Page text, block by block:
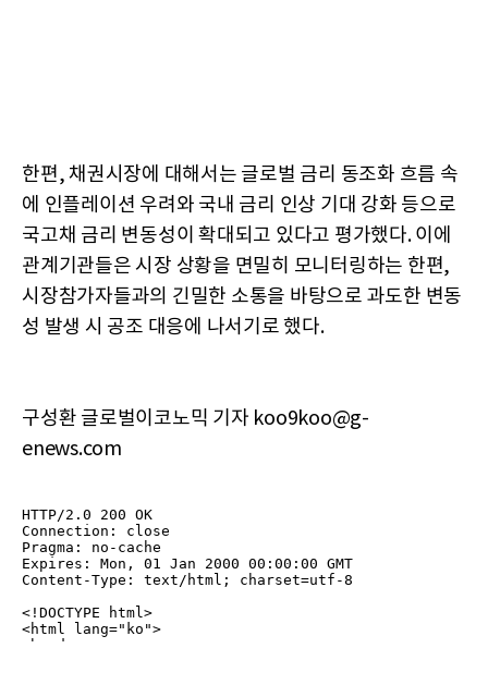
한편, 채권시장에 대해서는 글로벌 금리 동조화 흐름 속
에 인플레이션 우려와 국내 금리 인상 기대 강화 등으로
국고채 금리 변동성이 확대되고 있다고 평가했다. 이에
관계기관들은 시장 상황을 면밀히 모니터링하는 한편,
시장참가자들과의 긴밀한 소통을 바탕으로 과도한 변동
성 발생 시 공조 대응에 나서기로 했다.
구성환 글로벌이코노믹 기자 koo9koo@g-
enews.com